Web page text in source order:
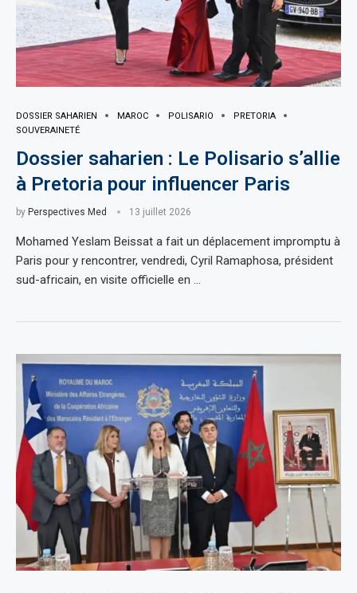
DOSSIER SAHARIEN MAROC POLISARIO
PRETORIA
SOUVERAINETÉ
Dossier saharien : Le Polisario s’allie
à Pretoria pour influencer Paris
by Perspectives Med 13 juillet 2026
Mohamed Yeslam Beissat a fait un déplacement impromptu à
Paris pour y rencontrer, vendredi, Cyril Ramaphosa, président
sud-africain, en visite officielle en …